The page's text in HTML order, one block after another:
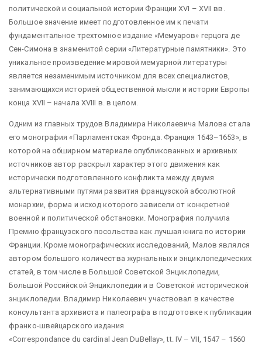
политической и социальной истории Франции XVI – XVII вв.
Большое значение имеет подготовленное им к печати
фундаментальное трехтомное издание «Мемуаров» герцога де
Сен-Симона в знаменитой серии «Литературные памятники». Это
уникальное произведение мировой мемуарной литературы
является незаменимым источником для всех специалистов,
занимающихся историей общественной мысли и истории Европы
конца XVII – начала XVIII в. в целом.
Одним из главных трудов Владимира Николаевича Малова стала
его монография «Парламентская Фронда. Франция 1643–1653», в
которой на обширном материале опубликованных и архивных
источников автор раскрыл характер этого движения как
исторически подготовленного конфликта между двумя
альтернативными путями развития французской абсолютной
монархии, форма и исход которого зависели от конкретной
военной и политической обстановки. Монография получила
Премию французского посольства как лучшая книга по истории
Франции. Кроме монографических исследований, Малов являлся
автором большого количества журнальных и энциклопедических
статей, в том числе в Большой Советской Энциклопедии,
Большой Российской Энциклопедии и в Советской исторической
энциклопедии. Владимир Николаевич участвовал в качестве
консультанта архивиста и палеографа в подготовке к публикации
франко-швейцарского издания
«Correspondance du cardinal Jean DuBellay», tt. IV – VII, 1547 – 1560